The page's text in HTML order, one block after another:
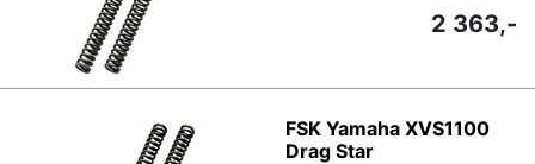
2 363,-
FSK Yamaha XVS1100
Drag Star